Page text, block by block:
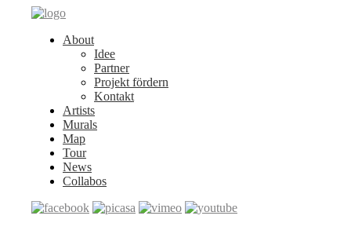
About
Idee
Partner
Projekt fördern
Kontakt
Artists
Murals
Map
Tour
News
Collabos